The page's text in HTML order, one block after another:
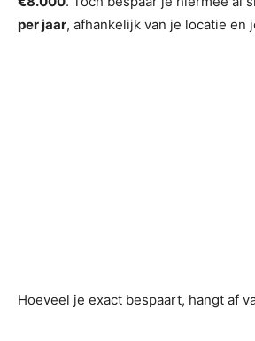
per jaar, afhankelijk van je locatie en
Hoeveel je exact bespaart, hangt af